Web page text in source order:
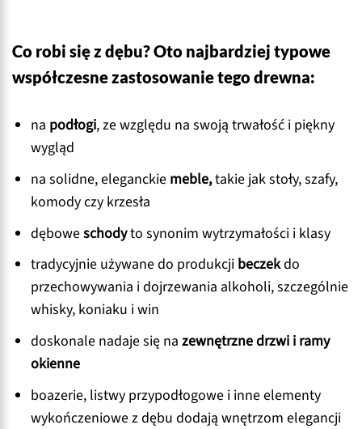
Co robi się z dębu? Oto najbardziej typowe
współczesne zastosowanie tego drewna:
na podłogi, ze względu na swoją trwałość i piękny
wygląd
na solidne, eleganckie meble,takie jak stoły, szafy,
komody czy krzesła
dęboweschodyto synonim wytrzymałości i klasy
tradycyjnie używane do produkcji beczekdo
przechowywania i dojrzewania alkoholi, szczególnie
whisky, koniaku i win
doskonale nadaje się nazewnętrzne drzwi i ramy
okienne
boazerie, listwy przypodłogowe i inne elementy
wykończeniowe z dębu dodają wnętrzom elegancji